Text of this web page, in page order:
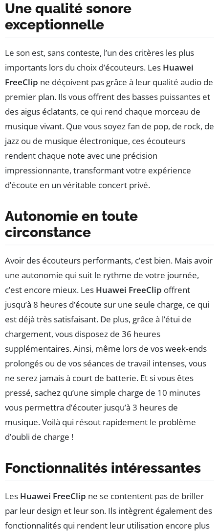
Une qualité sonore
exceptionnelle
Le son est, sans conteste, l’un des critères les plus
importants lors du choix d’écouteurs. Les Huawei
FreeClip ne déçoivent pas grâce à leur qualité audio de
premier plan. Ils vous offrent des basses puissantes et
des aigus éclatants, ce qui rend chaque morceau de
musique vivant. Que vous soyez fan de pop, de rock, de
jazz ou de musique électronique, ces écouteurs
rendent chaque note avec une précision
impressionnante, transformant votre expérience
d’écoute en un véritable concert privé.
Autonomie en toute
circonstance
Avoir des écouteurs performants, c’est bien. Mais avoir
une autonomie qui suit le rythme de votre journée,
c’est encore mieux. Les Huawei FreeClip offrent
jusqu’à 8 heures d’écoute sur une seule charge, ce qui
est déjà très satisfaisant. De plus, grâce à l’étui de
chargement, vous disposez de 36 heures
supplémentaires. Ainsi, même lors de vos week-ends
prolongés ou de vos séances de travail intenses, vous
ne serez jamais à court de batterie. Et si vous êtes
pressé, sachez qu’une simple charge de 10 minutes
vous permettra d’écouter jusqu’à 3 heures de
musique. Voilà qui résout rapidement le problème
d’oubli de charge !
Fonctionnalités intéressantes
Les Huawei FreeClip ne se contentent pas de briller
par leur design et leur son. Ils intègrent également des
fonctionnalités qui rendent leur utilisation encore plus